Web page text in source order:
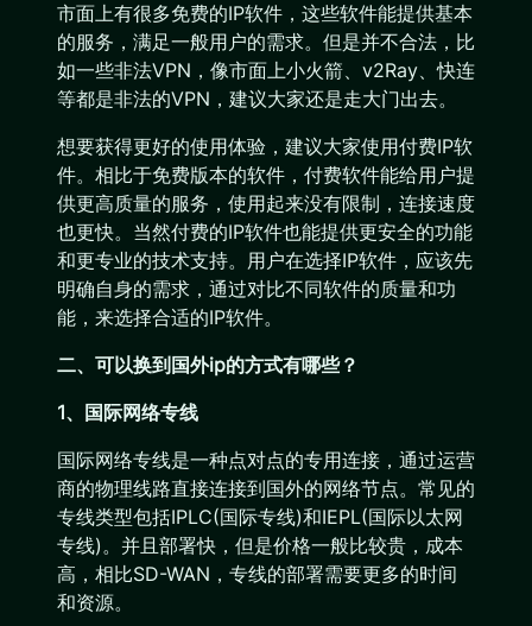
市面上有很多免费的IP软件，这些软件能提供基本
的服务，满足一般用户的需求。但是并不合法，比
如一些非法VPN，像市面上小火箭、v2Ray、快连
等都是非法的VPN，建议大家还是走大门出去。
想要获得更好的使用体验，建议大家使用付费IP软
件。相比于免费版本的软件，付费软件能给用户提
供更高质量的服务，使用起来没有限制，连接速度
也更快。当然付费的IP软件也能提供更安全的功能
和更专业的技术支持。用户在选择IP软件，应该先
明确自身的需求，通过对比不同软件的质量和功
能，来选择合适的IP软件。
二、可以换到国外ip的方式有哪些？
1、国际网络专线
国际网络专线是一种点对点的专用连接，通过运营
商的物理线路直接连接到国外的网络节点。常见的
专线类型包括IPLC(国际专线)和IEPL(国际以太网
专线)。并且部署快，但是价格一般比较贵，成本
高，相比SD-WAN，专线的部署需要更多的时间
和资源。